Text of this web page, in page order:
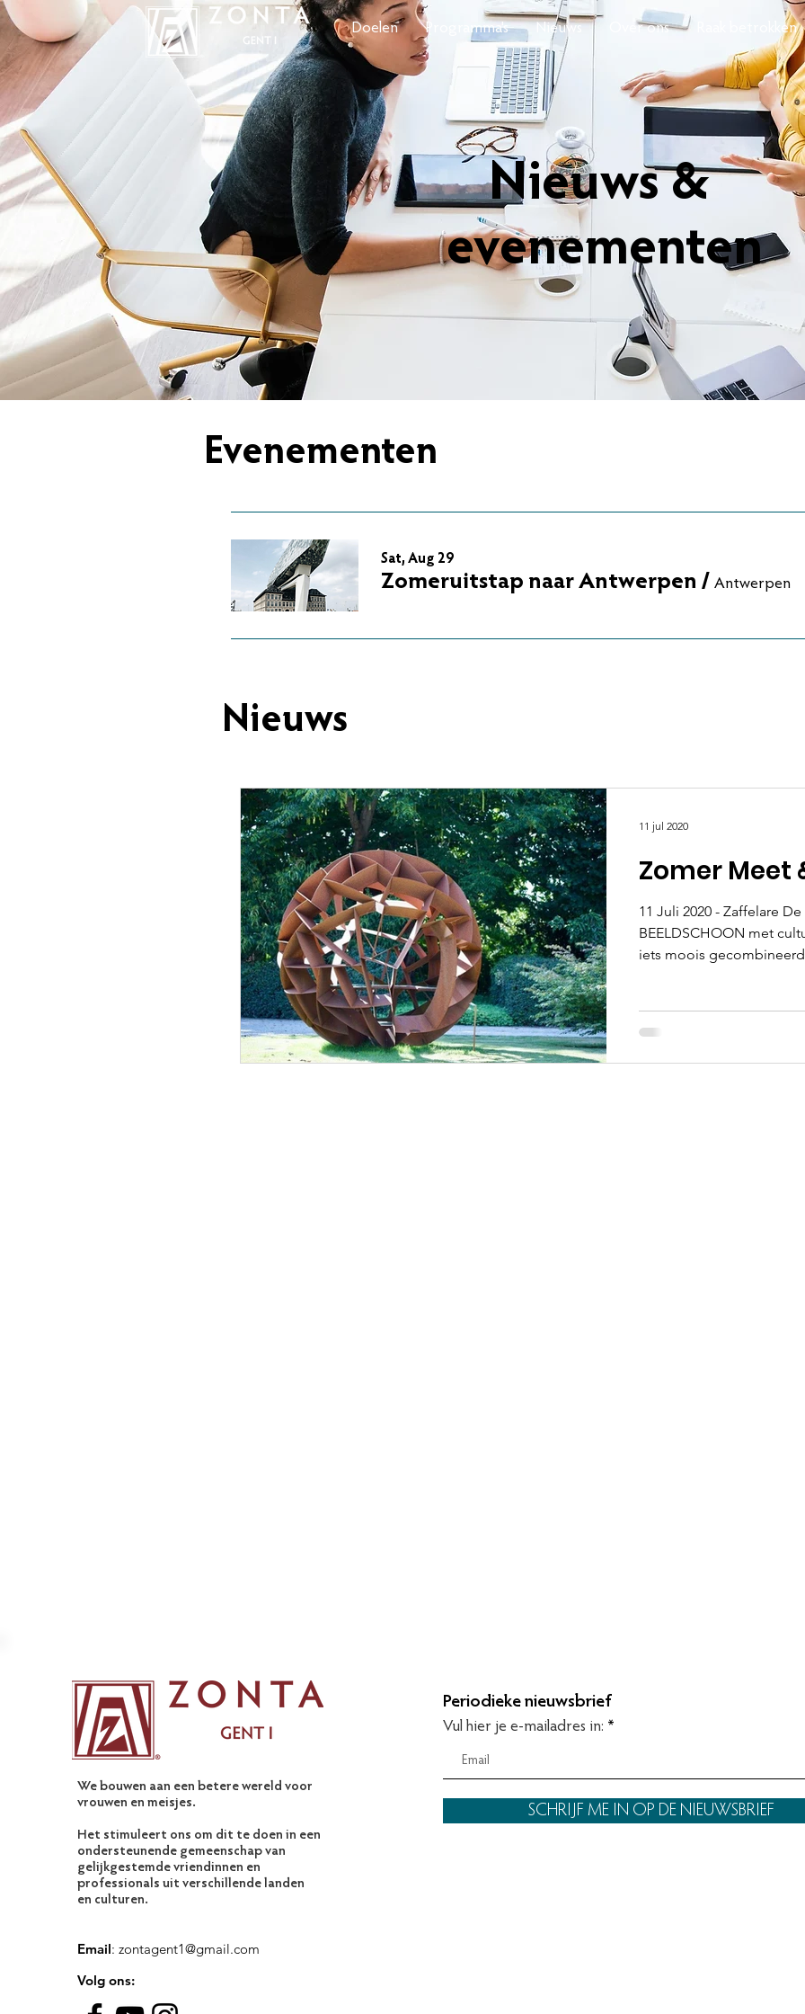
Doelen Programma's Nieuws Over ons Raak betrokken
Nieuws &
evenementen
Evenementen
Sat, Aug 29
Zomeruitstap naar Antwerpen / Antwerpen
Nieuws
Zomer Meet
11 Juli 2020 - Zaffelare
BEELDSCHOON met
iets moois
11 jul 2020
We bouwen aan een betere wereld voor
vrouwen en meisjes.
Het stimuleert ons om dit te doen in een
ondersteunende gemeenschap van
gelijkgestemde vriendinnen en
professionals uit verschillende landen
en culturen.
Email: zontagent1@gmail.com
Volg ons:
Periodieke nieuwsbrief
Vul hier je e-mailadres in:
SCHRIJF ME IN OP DE NIEUWSBRIEF